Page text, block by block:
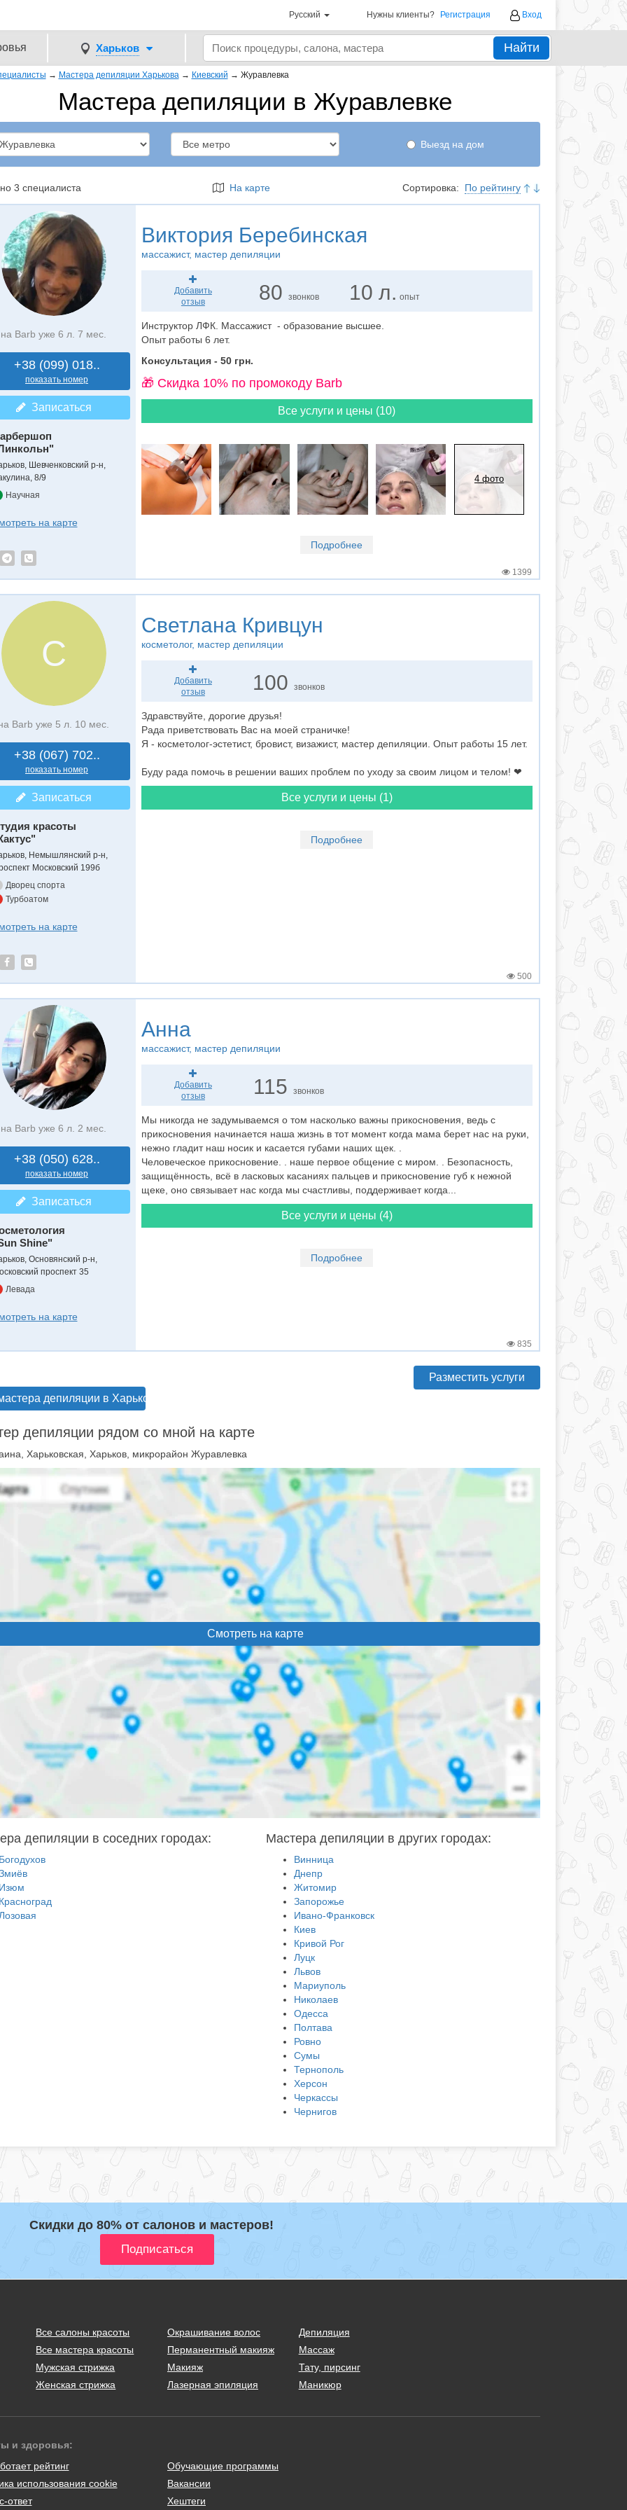
Русский Нужны клиенты? Регистрация Вход
Харьков Найти
→ Мастера депиляции Харькова → Киевский → Журавлевка
Мастера депиляции в Журавлевке
Выезд на дом
3 специалиста На карте Сортировка: По рейтингу
на Barb уже 6 л. 7 мес.
+38 (099) 018..
показать номер
Записаться
Шевченковский р-н,
8/9
Научная
на карте
Виктория Беребинская
массажист, мастер депиляции
Добавить
отзыв
80 звонков 10 л. опыт
Инструктор ЛФК. Массажист - образование высшее.
Опыт работы 6 лет.
Консультация - 50 грн.
🎁 Cкидка 10% по промокоду Barb
Все услуги и цены (10)
4 фото
Подробнее
1399
С
Barb уже 5 л. 10 мес.
+38 (067) 702..
показать номер
Записаться
красоты
Немышлянский р-н,
Московский 199б
Дворец спорта
Турбоатом
на карте
Светлана Кривцун
косметолог, мастер депиляции
Добавить
отзыв
100звонков
Здравствуйте, дорогие друзья!
Рада приветствовать Вас на моей страничке!
Я - косметолог-эстетист, бровист, визажист, мастер депиляции. Опыт работы 15 лет.
Буду рада помочь в решении ваших проблем по уходу за своим лицом и телом! ❤
Все услуги и цены (1)
Подробнее
500
на Barb уже 6 л. 2 мес.
+38 (050) 628..
показать номер
Записаться
Shine"
Основянский р-н,
проспект 35
Левада
на карте
Анна
массажист, мастер депиляции
Добавить
отзыв
115звонков
Мы никогда не задумываемся о том насколько важны прикосновения, ведь с
прикосновения начинается наша жизнь в тот момент когда мама берет нас на руки,
нежно гладит наш носик и касается губами наших щек. .
Человеческое прикосновение. . наше первое общение с миром. . Безопасность,
защищённость, всё в ласковых касаниях пальцев и прикосновение губ к нежной
щеке, оно связывает нас когда мы счастливы, поддерживает когда...
Все услуги и цены (4)
Подробнее
835
депиляции в Харькове
Разместить услуги
депиляции рядом со мной на карте
Харьковская, Харьков, микрорайон Журавлевка
Смотреть на карте
депиляции в соседних городах: Мастера депиляции в других городах:
Винница
Днепр
Житомир
Запорожье
Ивано-Франковск
Киев
Кривой Рог
Луцк
Львов
Мариуполь
Николаев
Одесса
Полтава
Ровно
Сумы
Тернополь
Херсон
Черкассы
Чернигов
Скидки до 80% от салонов и мастеров!
Все салоны красоты
Все мастера красоты
Мужская стрижка
Женская стрижка
Окрашивание волос
Перманентный макияж
Макияж
Лазерная эпиляция
Депиляция
Массаж
Тату, пирсинг
Маникюр
и здоровья:
рейтинг
использования cookie
ответ
Обучающие программы
Вакансии
Хештеги